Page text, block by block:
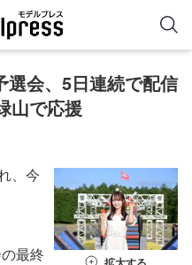
選会、5日連続で配信
山で応援
、今
最終